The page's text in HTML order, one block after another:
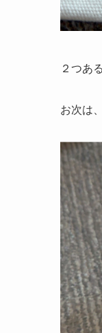
２つあ
お次は、